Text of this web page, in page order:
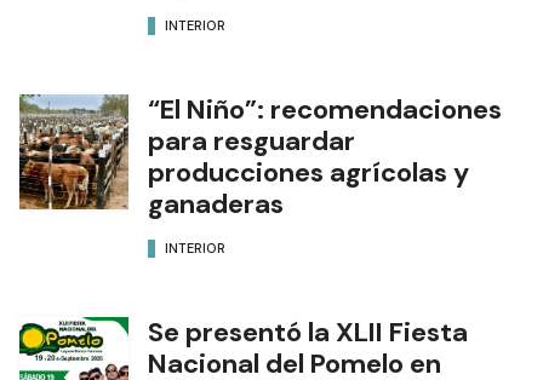
INTERIOR
“El Niño”: recomendaciones
para resguardar
producciones agrícolas y
ganaderas
INTERIOR
Se presentó la XLII Fiesta
Nacional del Pomelo en